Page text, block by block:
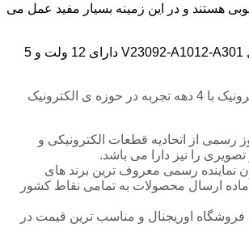
هستند و در این زمینه بسیار مفید عمل می
رله شراک PLC مدل V23092-A1012-A301 دارای 12 ولت و 5
فروشگاه عارف الکترونیک با 4 دهه تجربه در حوزه ی الکترونیک
رسمی از اتحادیه قطعات الکترونیکی و
را نیز دارا می باشد.
نماینده رسمی معروف ترین برند های
ارسال محصولات به تمامی نقاط کشور
اوریجنال و مناسب ترین قیمت در